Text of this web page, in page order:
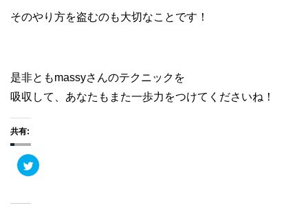
そのやり方を盗むのも大切なことです！
是非ともmassyさんのテクニックを
吸収して、あなたも また一歩力をつけてくださいね！
共有:
ク
リ